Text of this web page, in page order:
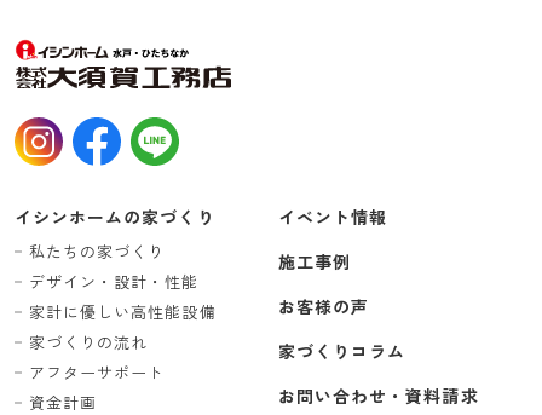
イシンホームの家づくり
私たちの家づくり
デザイン・設計・性能
家計に優しい高性能設備
家づくりの流れ
アフターサポート
資金計画
イベント情報
施工事例
お客様の声
家づくりコラム
お問い合わせ・資料請求